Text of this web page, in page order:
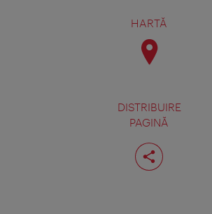
HARTĂ
DISTRIBUIRE
PAGINĂ
Distribuiţi
pagina